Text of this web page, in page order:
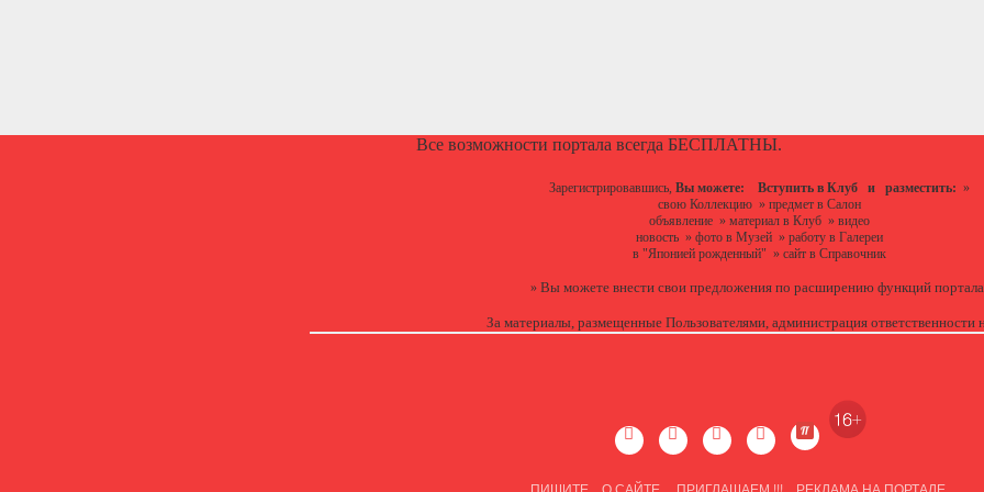
Все возможности портала всегда БЕСПЛАТНЫ.
Зарегистрировавшись, Вы можете: Вступить в Клуб и разместить: »
свою Коллекцию» предмет в Салон
объявление» материал в Клуб» видео
новость» фото в Музей» работу в Галереи
в "Японией рожденный" » сайт в Справочник
» Вы можете внести свои предложения по расширению функций
За материалы, размещенные Пользователями, администрация ответственности
ПИШИТЕ О САЙТЕ ПРИГЛАШАЕМ !!! РЕКЛАМА НА ПОРТАЛЕ